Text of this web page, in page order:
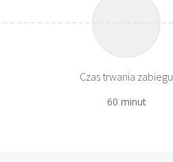
Czas trwania zabiegu
60 minut